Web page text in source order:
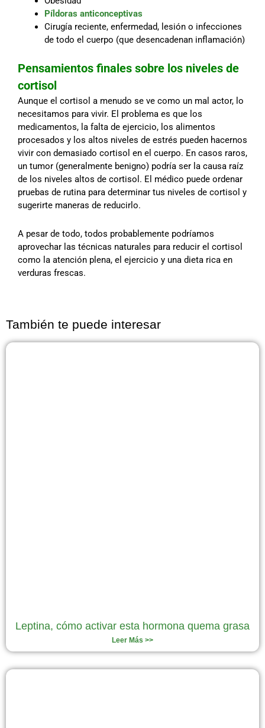
Píldoras anticonceptivas
Cirugía reciente, enfermedad, lesión o infecciones
de todo el cuerpo (que desencadenan inflamación)
Pensamientos finales sobre los niveles de
cortisol
Aunque el cortisol a menudo se ve como un mal actor, lo
necesitamos para vivir. El problema es que los
medicamentos, la falta de ejercicio, los alimentos
procesados y los altos niveles de estrés pueden hacernos
vivir con demasiado cortisol en el cuerpo. En casos raros,
un tumor (generalmente benigno) podría ser la causa raíz
de los niveles altos de cortisol. El médico puede ordenar
pruebas de rutina para determinar tus niveles de cortisol y
sugerirte maneras de reducirlo.
A pesar de todo, todos probablemente podríamos
aprovechar las técnicas naturales para reducir el cortisol
como la atención plena, el ejercicio y una dieta rica en
verduras frescas.
También te puede interesar
Leptina, cómo activar esta hormona quema grasa
Leer Más >>